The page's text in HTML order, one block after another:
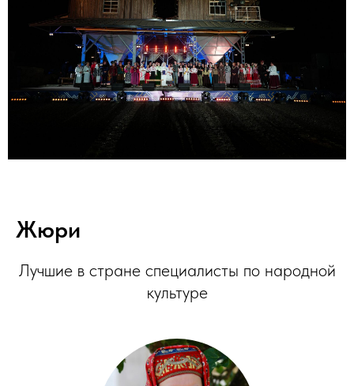
Жюри
Лучшие в стране специалисты по народной
культуре